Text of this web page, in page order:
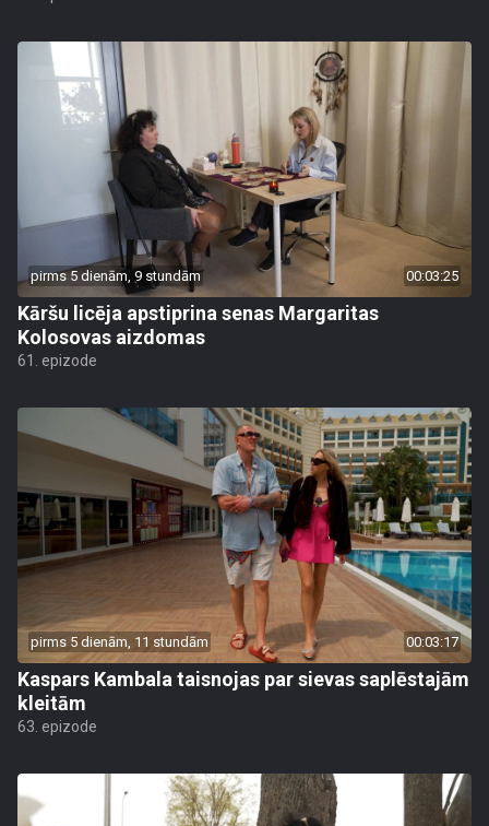
pirms 5 dienām, 9 stundām 00:03:25
Kāršu licēja apstiprina senas Margaritas
Kolosovas aizdomas
61. epizode
pirms 5 dienām, 11 stundām 00:03:17
Kaspars Kambala taisnojas par sievas saplēstajām
kleitām
63. epizode